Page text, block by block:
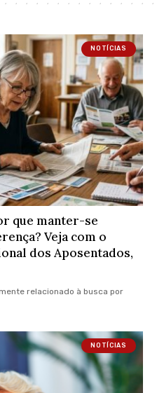
NOTÍCIAS
que manter-se
Veja com o
dos Aposentados,
relacionado à busca por
NOTÍCIAS